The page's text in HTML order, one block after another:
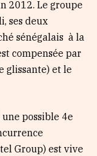
2012. Le groupe
ses deux
sénégalais à la
compensée par
glissante) et le
possible 4e
Group) est vive